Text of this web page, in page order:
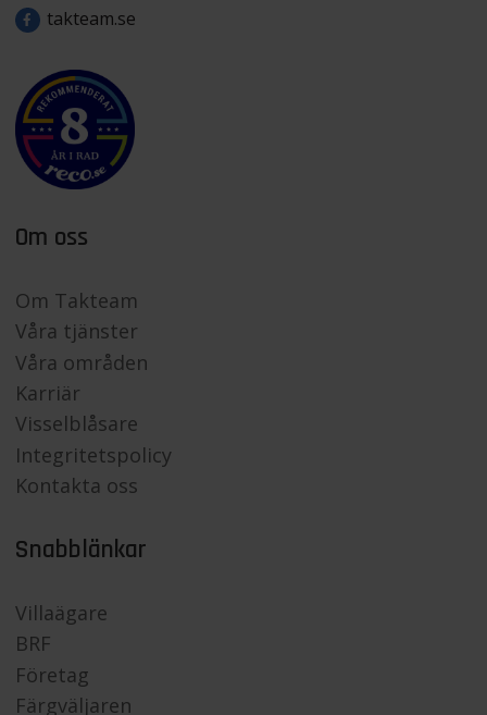
takteam.se
Om oss
Om Takteam
Våra tjänster
Våra områden
Karriär
Visselblåsare
Integritetspolicy
Kontakta oss
Snabblänkar
Villaägare
BRF
Företag
Färgväljaren